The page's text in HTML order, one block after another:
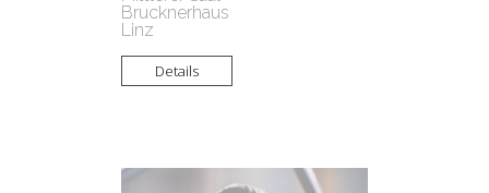
Brucknerhaus
Linz
Details